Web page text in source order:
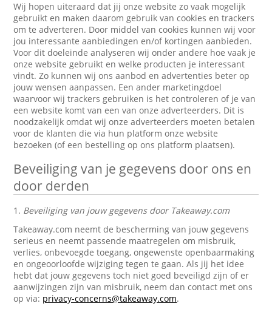
Wij hopen uiteraard dat jij onze website zo vaak mogelijk
gebruikt en maken daarom gebruik van cookies en trackers
om te adverteren. Door middel van cookies kunnen wij voor
jou interessante aanbiedingen en/of kortingen aanbieden.
Voor dit doeleinde analyseren wij onder andere hoe vaak je
onze website gebruikt en welke producten je interessant
vindt. Zo kunnen wij ons aanbod en advertenties beter op
jouw wensen aanpassen. Een ander marketingdoel
waarvoor wij trackers gebruiken is het controleren of je van
een website komt van een van onze adverteerders. Dit is
noodzakelijk omdat wij onze adverteerders moeten betalen
voor de klanten die via hun platform onze website
bezoeken (of een bestelling op ons platform plaatsen).
Beveiliging van je gegevens door ons en
door derden
1. Beveiliging van jouw gegevens door Takeaway.com
Takeaway.com neemt de bescherming van jouw gegevens
serieus en neemt passende maatregelen om misbruik,
verlies, onbevoegde toegang, ongewenste openbaarmaking
en ongeoorloofde wijziging tegen te gaan. Als jij het idee
hebt dat jouw gegevens toch niet goed beveiligd zijn of er
aanwijzingen zijn van misbruik, neem dan contact met ons
op via: privacy-concerns@takeaway.com.